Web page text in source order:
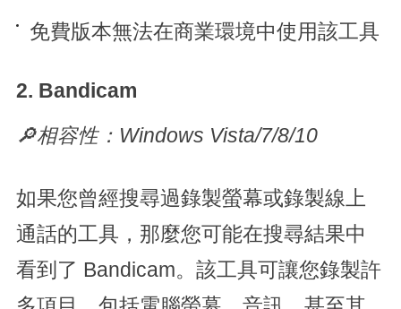
免費版本無法在商業環境中使用該工具
2. Bandicam
🔎相容性：Windows Vista/7/8/10
如果您曾經搜尋過錄製螢幕或錄製線上
通話的工具，那麼您可能在搜尋結果中
看到了 Bandicam。該工具可讓您錄製許